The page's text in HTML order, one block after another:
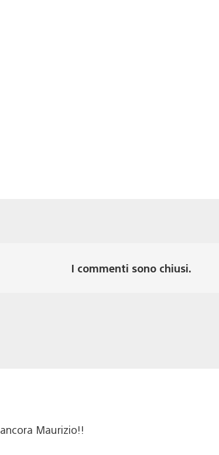
I commenti sono chiusi.
Maurizio!!